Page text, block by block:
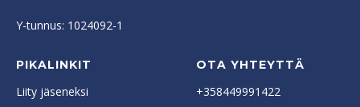
Y-tunnus: 1024092-1
PIKALINKIT
Liity jäseneksi
OTA YHTEYTTÄ
+358449991422